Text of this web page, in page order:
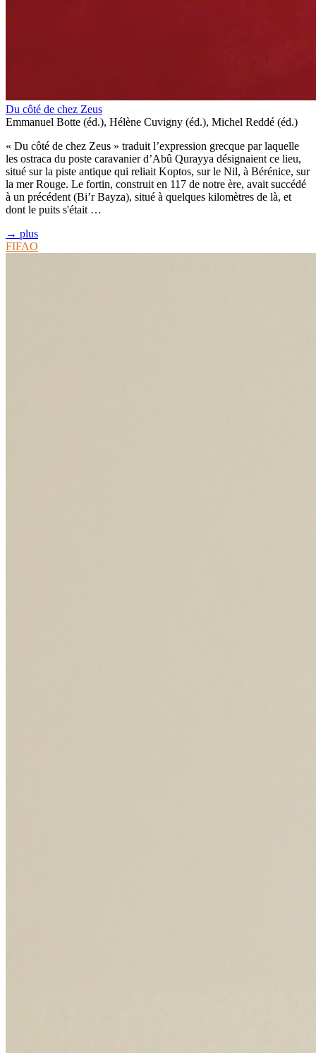
Du côté de chez Zeus
Emmanuel Botte (éd.), Hélène Cuvigny (éd.), Michel Reddé (éd.)
« Du côté de chez Zeus » traduit l’expression grecque par laquelle
les ostraca du poste caravanier d’Abû Qurayya désignaient ce lieu,
situé sur la piste antique qui reliait Koptos, sur le Nil, à Bérénice, sur
la mer Rouge. Le fortin, construit en 117 de notre ère, avait succédé
à un précédent (Bi’r Bayza), situé à quelques kilomètres de là, et
dont le puits s'était …
→ plus
FIFAO